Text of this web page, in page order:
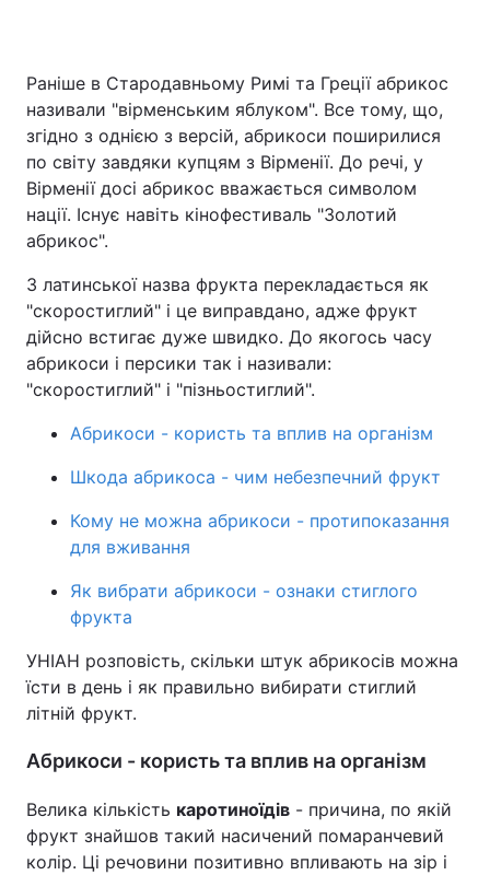
Раніше в Стародавньому Римі та Греції абрикос
називали "вірменським яблуком". Все тому, що,
згідно з однією з версій, абрикоси поширилися
по світу завдяки купцям з Вірменії. До речі, у
Вірменії досі абрикос вважається символом
нації. Існує навіть кінофестиваль "Золотий
абрикос".
З латинської назва фрукта перекладається як
"скоростиглий" і це виправдано, адже фрукт
дійсно встигає дуже швидко. До якогось часу
абрикоси і персики так і називали:
"скоростиглий" і "пізньостиглий".
Абрикоси - користь та вплив на організм
Шкода абрикоса - чим небезпечний фрукт
Кому не можна абрикоси - протипоказання
для вживання
Як вибрати абрикоси - ознаки стиглого
фрукта
УНІАН розповість, скільки штук абрикосів можна
їсти в день і як правильно вибирати стиглий
літній фрукт.
Абрикоси - користь та вплив на організм
Велика кількість каротиноїдів - причина, по якій
фрукт знайшов такий насичений помаранчевий
колір. Ці речовини позитивно впливають на зір і